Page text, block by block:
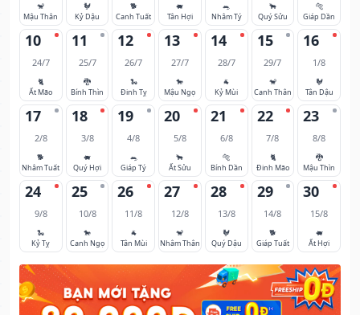
🐒
Mậu Thân
🐓
Kỷ Dậu
🐕
Canh Tuất
🐖
Tân Hợi
🐀
Nhâm Tý
🐂
Quý Sửu
🐅
Giáp Dần
10
24/7
🐈
Ất Mão
11
25/7
🐉
Bính Thìn
12
26/7
🐍
Đinh Tỵ
13
27/7
🐎
Mậu Ngọ
14
28/7
🐐
Kỷ Mùi
15
29/7
🐒
Canh Thân
16
1/8
🐓
Tân Dậu
17
2/8
🐕
Nhâm Tuất
18
3/8
🐖
Quý Hợi
19
4/8
🐀
Giáp Tý
20
5/8
🐂
Ất Sửu
21
6/8
🐅
Bính Dần
22
7/8
🐈
Đinh Mão
23
8/8
🐉
Mậu Thìn
24
9/8
🐍
Kỷ Tỵ
25
10/8
🐎
Canh Ngọ
26
11/8
🐐
Tân Mùi
27
12/8
🐒
Nhâm Thân
28
13/8
🐓
Quý Dậu
29
14/8
🐕
Giáp Tuất
30
15/8
🐖
Ất Hợi